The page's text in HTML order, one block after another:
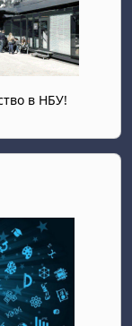
в НБУ!